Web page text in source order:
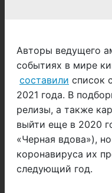
Авторы ведущего
событиях в мире
составили список
2021 года. В
релизы, а также
выйти еще в 2020
«Черная вдова»),
коронавируса их
следующий год.